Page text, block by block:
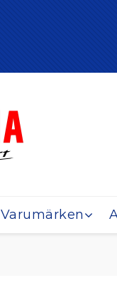
Varumärken